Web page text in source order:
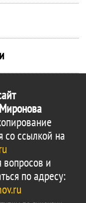
со ссылкой на
вопросов и
по адресу: